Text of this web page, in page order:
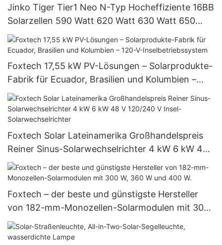
Jinko Tiger Tier1 Neo N-Typ Hocheffiziente 16BB
Solarzellen 590 Watt 620 Watt 630 Watt 650
Watt Bifaziales Modul mit Dual
Foxtech 17,55 kW PV-Lösungen – Solarprodukte-
Fabrik für Ecuador, Brasilien und Kolumbien –
120-V-Inselbetriebssystem
Foxtech Solar Lateinamerika Großhandelspreis
Reiner Sinus-Solarwechselrichter 4 kW 6 kW 48
V 120/240 V Insel-Solarwechselrichter
Foxtech – der beste und günstigste Hersteller
von 182-mm-Monozellen-Solarmodulen mit 300
W, 360 W und 400 W.